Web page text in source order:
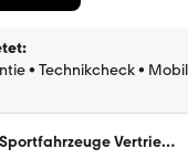
:
• Technikcheck•
Porsche Zentrum Koblenz - Löhr Sportfahrzeuge Vertriebs GmbH